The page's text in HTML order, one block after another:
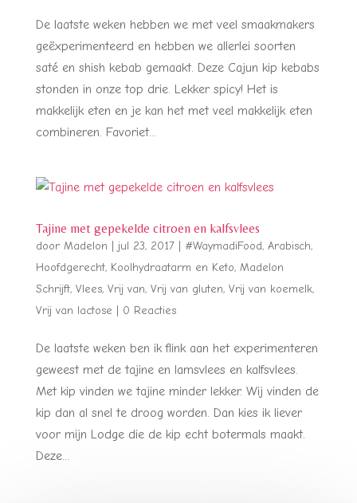
De laatste weken hebben we met veel smaakmakers
geëxperimenteerd en hebben we allerlei soorten
saté en shish kebab gemaakt. Deze Cajun kip kebabs
stonden in onze top drie. Lekker spicy! Het is
makkelijk eten en je kan het met veel makkelijk eten
combineren. Favoriet...
Tajine met gepekelde citroen en kalfsvlees
door Madelon jul 23, 2017| #WaymadiFood, Arabisch,
Hoofdgerecht, Koolhydraatarm en Keto, Madelon
Schrijft, Vlees, Vrij van, Vrij van gluten, Vrij van koemelk,
Vrij van lactose
0 Reacties
De laatste weken ben ik flink aan het experimenteren
geweest met de tajine en lamsvlees en kalfsvlees.
Met kip vinden we tajine minder lekker. Wij vinden de
kip dan al snel te droog worden. Dan kies ik liever
voor mijn Lodge die de kip echt botermals maakt.
Deze...